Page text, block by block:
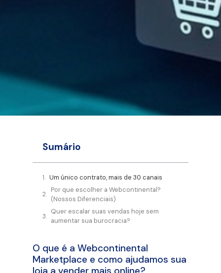
Sumário
Um único contrato, mais de 30 canais
Por que escolher a Webcontinental?
(Nossos Diferenciais)
Quer escalar suas vendas hoje sem
aumentar sua burocracia?
O que é a Webcontinental
Marketplace e como ajudamos sua